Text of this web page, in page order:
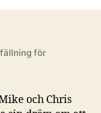
för
och Chris